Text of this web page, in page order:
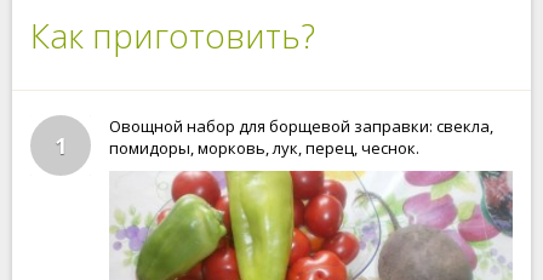
Как приготовить?
1
Овощной набор для борщевой заправки: свекла,
помидоры, морковь, лук, перец, чеснок.